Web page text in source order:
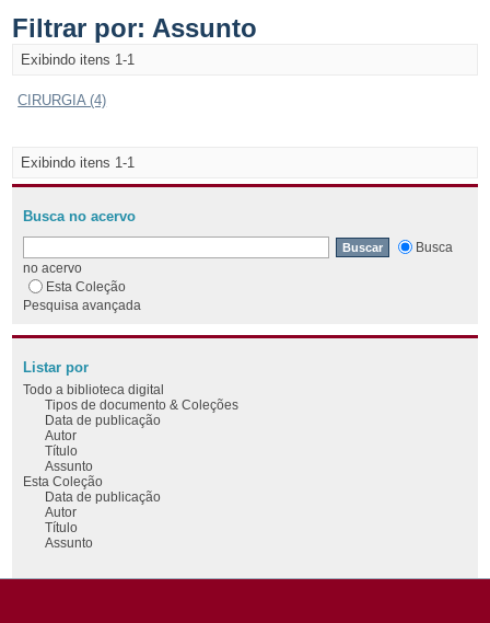
Filtrar por: Assunto
Exibindo itens 1-1
CIRURGIA (4)
Exibindo itens 1-1
Busca no acervo
Busca
no acervo
Esta Coleção
Pesquisa avançada
Listar por
Todo a biblioteca digital
Tipos de documento & Coleções
Data de publicação
Autor
Título
Assunto
Esta Coleção
Data de publicação
Autor
Título
Assunto